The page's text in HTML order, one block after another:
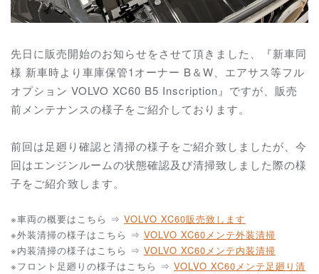
先日に販売開始のお知らせをさせて頂きました、『新車同
様 新車時より車庫保管1オーナー B＆W、エアサス等フル
オプション VOLVO XC60 B5 Inscription』ですが、販売
前メンテナンスの様子をご紹介しております。
前回は足廻り確認と清掃の様子をご紹介致しましたが、今
回はエンジンルームの状態確認及び清掃致しました際の様
子をご紹介致します。
※車両の概要はこちら ⇒ VOLVO XC60販売致します
※外装清掃の様子はこちら ⇒ VOLVO XC60メンテ外装清掃
※内装清掃の様子はこちら ⇒ VOLVO XC60メンテ内装清掃
※フロント足廻りの様子はこちら ⇒ VOLVO XC60メンテ足廻り清